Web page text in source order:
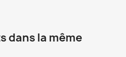
dans la même